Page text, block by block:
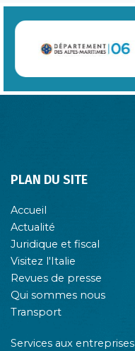
PLAN DU SITE
Accueil
Actualité
Juridique et fiscal
Visitez l'Italie
Revues de presse
Qui sommes nous
Transport
Services aux entreprises